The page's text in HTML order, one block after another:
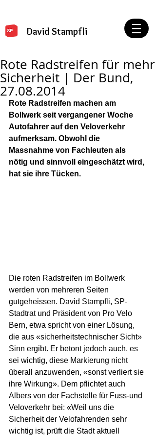
David Stampfli
Rote Radstreifen für mehr
Sicherheit | Der Bund,
27.08.2014
Rote Radstreifen machen am
Bollwerk seit vergangener Woche
Autofahrer auf den Veloverkehr
aufmerksam. Obwohl die
Massnahme von Fachleuten als
nötig und sinnvoll eingeschätzt wird,
hat sie ihre Tücken.
Die roten Radstreifen im Bollwerk
werden von mehreren Seiten
gutgeheissen. David Stampfli, SP-
Stadtrat und Präsident von Pro Velo
Bern, etwa spricht von einer Lösung,
die aus «sicherheitstechnischer Sicht»
Sinn ergibt. Er betont jedoch auch, es
sei wichtig, diese Markierung nicht
überall anzuwenden, «sonst verliert sie
ihre Wirkung». Dem pflichtet auch
Albers von der Fachstelle für Fuss-und
Veloverkehr bei: «Weil uns die
Sicherheit der Velofahrenden sehr
wichtig ist, prüft die Stadt aktuell